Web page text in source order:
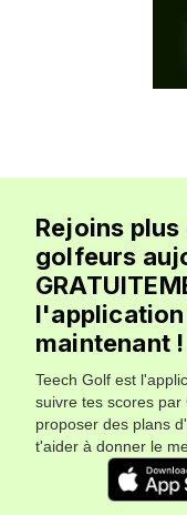
Rejoins
golfeurs
l'application
maintenant !
Teech Golf est
suivre tes scores par
proposer des plans
t'aider à donner le